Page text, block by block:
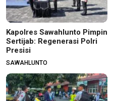
Kapolres Sawahlunto Pimpin
Sertijab: Regenerasi Polri
Presisi
SAWAHLUNTO